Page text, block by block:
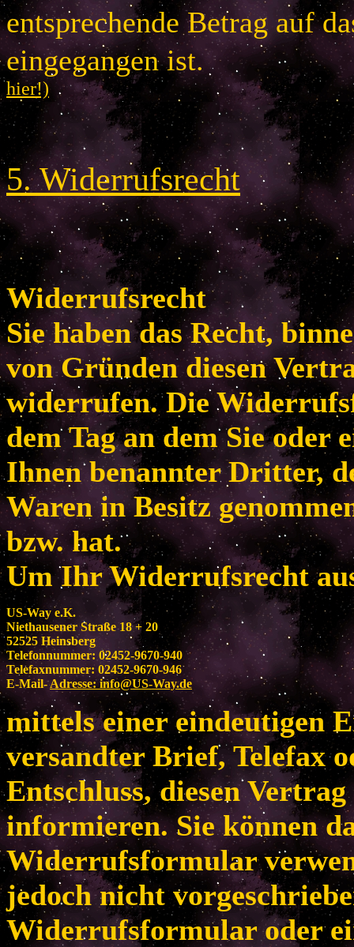
entsprechende Betrag auf
eingegangen
hier!)
5.Widerrufsrecht
Widerrufsrecht
Sie haben das Recht,
von Gründen diesen
widerrufen. Die
dem Tag an dem Sie oder
Ihnen benannter Dritter,
Waren in Besitz
bzw. hat.
Um Ihr Widerrufsrecht
US-Way e.K.
Niethausener Straße 18 + 20
52525 Heinsberg
Telefonnummer: 02452-9670-940
Telefaxnummer: 02452-9670-946
E-Mail-Adresse:info@US-Way.de
mittels einer eindeutigen
versandter Brief, Telefax
Entschluss, diesen
informieren. Sie können
Widerrufsformular
jedoch nicht
Widerrufsformular oder